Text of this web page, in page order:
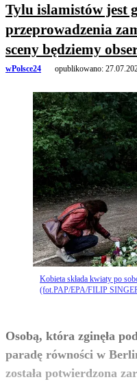
Tylu islamistów jest
przeprowadzenia
sceny będziemy
wPolsce24 opublikowano:
Kobieta składa kwiaty po
(fot.PAP/EPA/FILIP
Osobą, która zginęła
paradę równości w
została potwierdzona